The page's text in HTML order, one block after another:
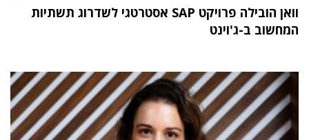
וואן הובילה פרויקט SAP אסטרטגי לשדרוג תשתיות
המחשוב ב-ג'וינט